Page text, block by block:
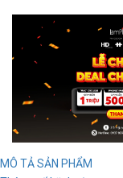
MÔ TẢ SẢN PHẨM